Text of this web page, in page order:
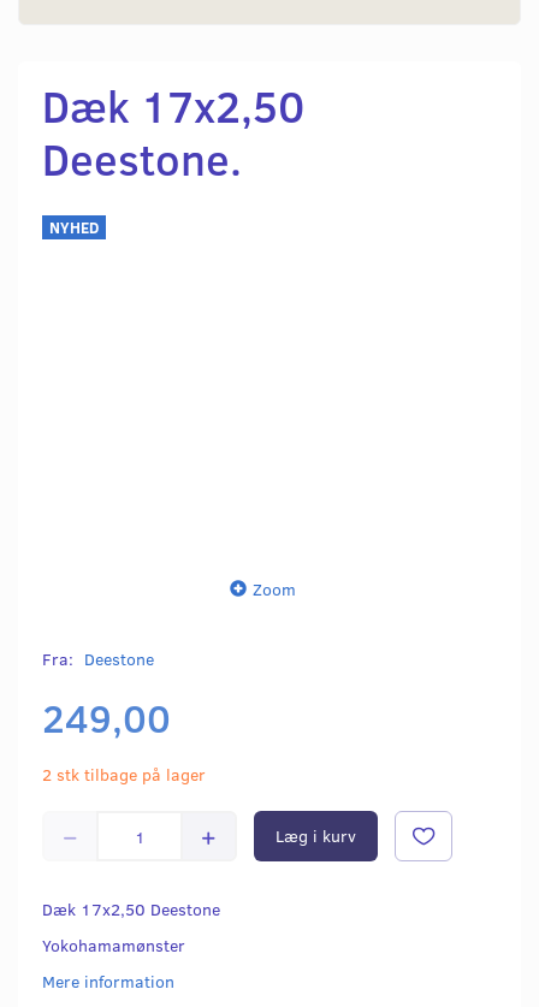
Dæk 17x2,50
Deestone.
NYHED
Zoom
Fra: Deestone
249,00
2 stk tilbage på lager
Læg i kurv
Dæk 17x2,50 Deestone
Yokohamamønster
Mere information